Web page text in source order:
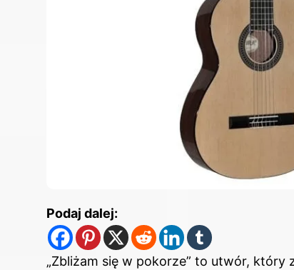
Podaj dalej:
„Zbliżam się w pokorze” to utwór, który